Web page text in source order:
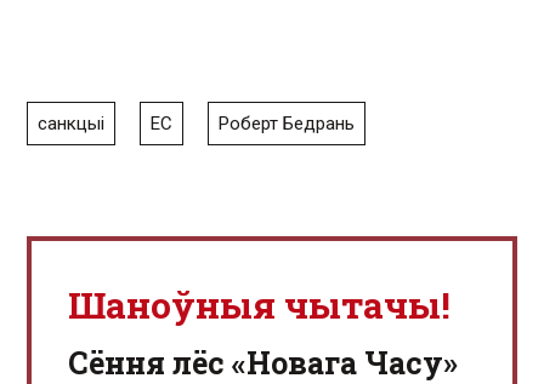
санкцыі ЕС Роберт Бедрань
Шаноўныя чытачы!
Сёння лёс «Новага Часу»